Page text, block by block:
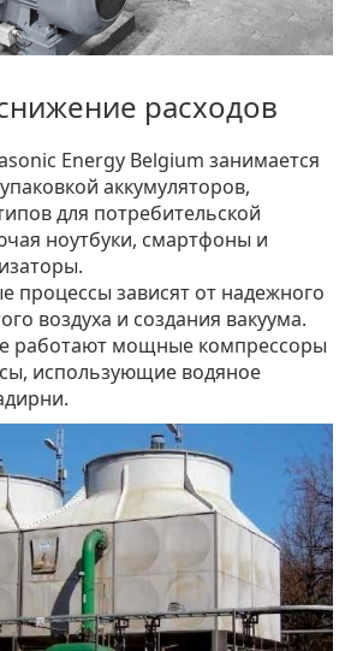
расходов
Energy Belgium занимается
аккумуляторов,
для потребительской
ноутбуки, смартфоны и
процессы зависят от надежного
воздуха и создания вакуума.
работают мощные компрессоры
использующие водяное